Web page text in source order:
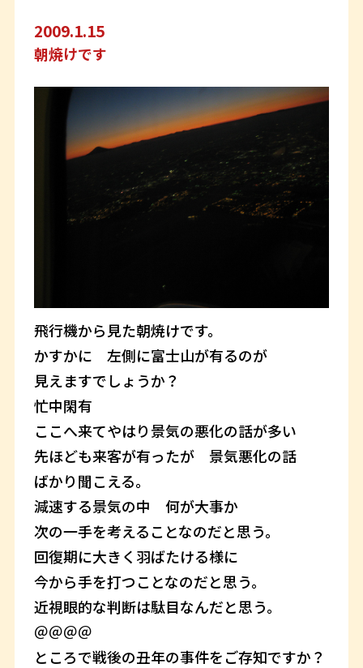
2009.1.15
朝焼けです
飛行機から見た朝焼けです。
かすかに 左側に富士山が有るのが
見えますでしょうか？
忙中閑有
ここへ来てやはり景気の悪化の話が多い
先ほども来客が有ったが 景気悪化の話
ばかり聞こえる。
減速する景気の中 何が大事か
次の一手を考えることなのだと思う。
回復期に大きく羽ばたける様に
今から手を打つことなのだと思う。
近視眼的な判断は駄目なんだと思う。
＠＠＠＠
ところで戦後の丑年の事件をご存知ですか？